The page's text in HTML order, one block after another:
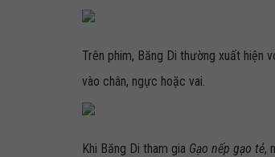
Trên phim, Băng Di thường xuất hiện
vào chân, ngực hoặc vai.
Khi Băng Di tham gia Gạo nếp gạo tẻ,